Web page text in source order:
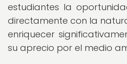
estudiantes la
directamente con la
enriquecer
su aprecio por el medio